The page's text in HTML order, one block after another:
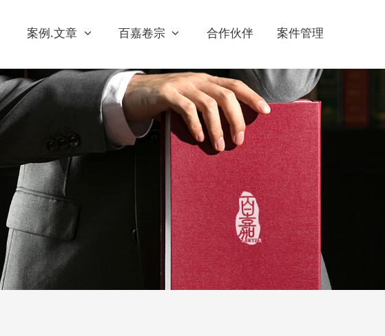
案例.文章 百嘉卷宗 合作伙伴 案件管理